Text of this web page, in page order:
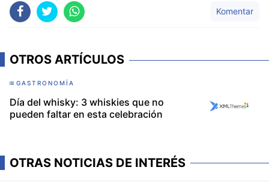
Komentar
OTROS ARTÍCULOS
GASTRONOMÍA
Día del whisky: 3 whiskies que no
pueden faltar en esta celebración
OTRAS NOTICIAS DE INTERÉS